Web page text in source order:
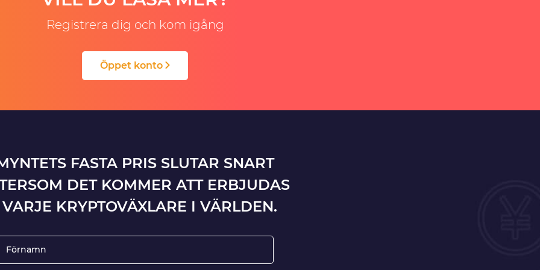
Registrera dig och kom igång
Öppet konto
FASTA PRIS SLUTAR SNART
DET KOMMER ATT ERBJUDAS
KRYPTOVÄXLARE I VÄRLDEN.